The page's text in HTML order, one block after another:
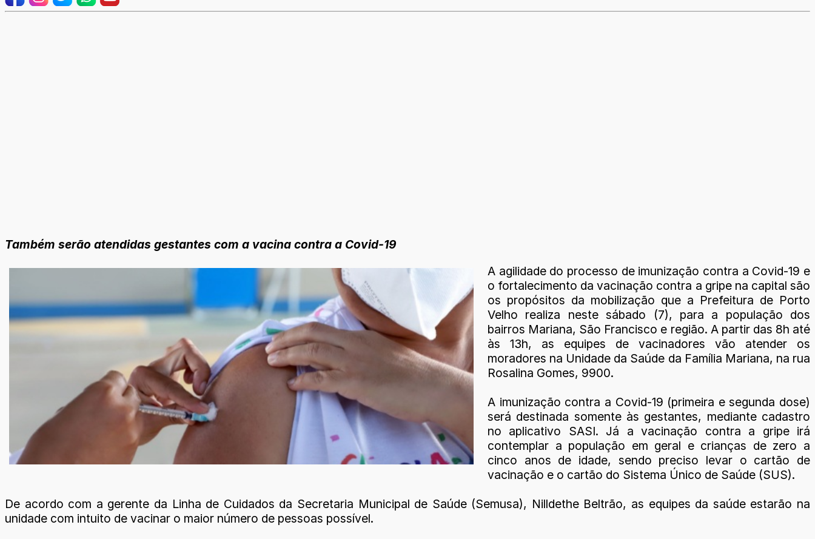
Também serão atendidas gestantes com a vacina contra a Covid-19
A agilidade do processo de imunização contra a Covid-19 e
o fortalecimento da vacinação contra a gripe na capital são
os propósitos da mobilização que a Prefeitura de Porto
Velho realiza neste sábado (7), para a população dos
bairros Mariana, São Francisco e região. A partir das 8h até
às 13h, as equipes de vacinadores vão atender os
moradores na Unidade da Saúde da Família Mariana, na rua
Rosalina Gomes, 9900.
A imunização contra a Covid-19 (primeira e segunda dose)
será destinada somente às gestantes, mediante cadastro
no aplicativo SASI. Já a vacinação contra a gripe irá
contemplar a população em geral e crianças de zero a
cinco anos de idade, sendo preciso levar o cartão de
vacinação e o cartão do Sistema Único de Saúde (SUS).
De acordo com a gerente da Linha de Cuidados da Secretaria Municipal de Saúde (Semusa), Nilldethe Beltrão, as equipes da saúde estarão na
unidade com intuito de vacinar o maior número de pessoas possível.